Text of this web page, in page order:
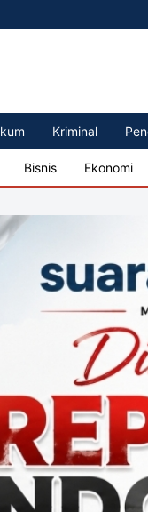
Kriminal
Bisnis Ekonomi